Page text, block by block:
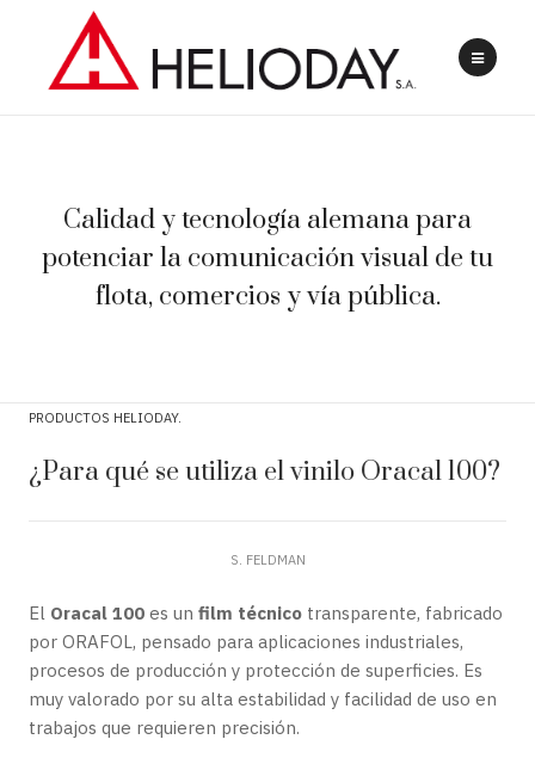
Calidad y tecnología alemana para
potenciar la comunicación visual de tu
flota, comercios y vía pública.
PRODUCTOS HELIODAY
¿Para qué se utiliza el vinilo Oracal 100?
S. FELDMAN
El Oracal 100 es un film técnico transparente, fabricado
por ORAFOL, pensado para aplicaciones industriales,
procesos de producción y protección de superficies. Es
muy valorado por su alta estabilidad y facilidad de uso en
trabajos que requieren precisión.